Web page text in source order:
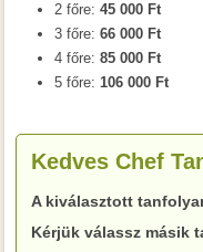
2 főre:45 000 Ft
3 főre:66 000 Ft
4 főre:85 000 Ft
5 főre:106 000 Ft
Kedves Chef
A kiválasztott
Kérjük válassz másik